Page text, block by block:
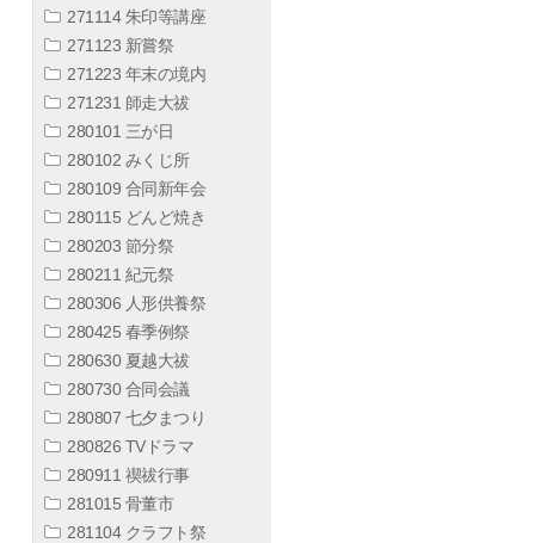
271114 朱印等講座
271123 新嘗祭
271223 年末の境内
271231 師走大祓
280101 三が日
280102 みくじ所
280109 合同新年会
280115 どんど焼き
280203 節分祭
280211 紀元祭
280306 人形供養祭
280425 春季例祭
280630 夏越大祓
280730 合同会議
280807 七夕まつり
280826 TVドラマ
280911 禊祓行事
281015 骨董市
281104 クラフト祭